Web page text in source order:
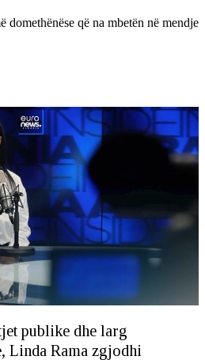
domethënëse që na mbetën në mendje
publike dhe larg
Linda Rama zgjodhi